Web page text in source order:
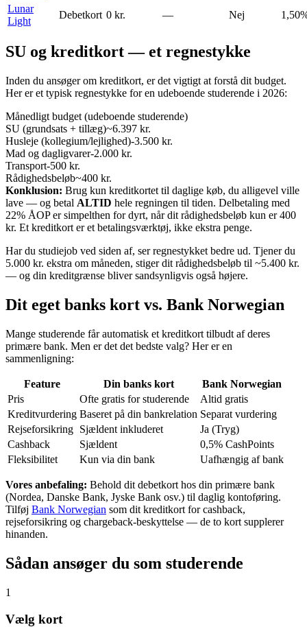
Lunar
Light
Debetkort 0 kr. — Nej
SU og kreditkort — et regnestykke
Inden du ansøger om kreditkort, er det vigtigt at forstå dit budget.
Her er et typisk regnestykke for en udeboende studerende i 2026:
Månedligt budget (udeboende studerende)
SU (grundsats + tillæg)~6.397 kr.
Husleje (kollegium/lejlighed)-3.500 kr.
Mad og dagligvarer-2.000 kr.
Transport-500 kr.
Rådighedsbeløb~400 kr.
Konklusion: Brug kun kreditkortet til daglige køb, du alligevel ville
lave — og betal ALTID hele regningen til tiden. Delbetaling med
22% ÅOP er simpelthen for dyrt, når dit rådighedsbeløb kun er 400
kr. Et kreditkort er et betalingsværktøj, ikke ekstra penge.
Har du studiejob ved siden af, ser regnestykket bedre ud. Tjener du
5.000 kr. ekstra om måneden, stiger dit rådighedsbeløb til ~5.400 kr.
— og din kreditgrænse bliver sandsynligvis også højere.
Dit eget banks kort vs. Bank Norwegian
Mange studerende får automatisk et kreditkort tilbudt af deres
primære bank. Men er det det bedste valg? Her er en
sammenligning:
Feature Din banks kort
Bank Norwegian
Pris
Ofte gratis for studerende
Altid gratis
Kreditvurdering Baseret på din bankrelation Separat vurdering
Rejseforsikring Sjældent inkluderet
Ja (Tryg)
Cashback
Sjældent
0,5% CashPoints
Fleksibilitet
Kun via din bank Uafhængig af bank
Vores anbefaling: Behold dit debetkort hos din primære bank
(Nordea, Danske Bank, Jyske Bank osv.) til daglig kontoføring.
Tilføj Bank Norwegian som dit kreditkort for cashback,
rejseforsikring og chargeback-beskyttelse — de to kort supplerer
hinanden.
Sådan ansøger du som studerende
1
Vælg kort